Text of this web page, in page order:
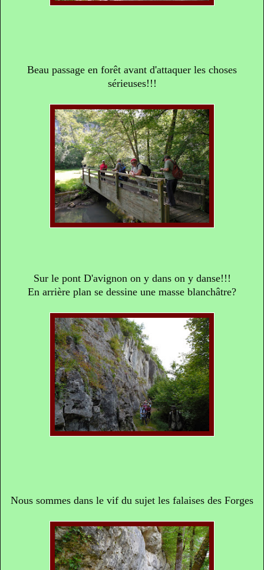
Beau passage en forêt avant d'attaquer les choses
sérieuses!!!
Sur le pont D'avignon on y dans on y danse!!!
En arrière plan se dessine une masse blanchâtre?
Nous sommes dans le vif du sujet les falaises des Forges